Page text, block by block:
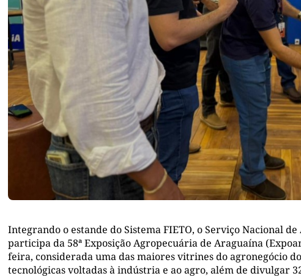
Integrando o estande do Sistema FIETO, o Serviço Nacional
participa da 58ª Exposição Agropecuária de Araguaína
feira, considerada uma das maiores vitrines do agronegócio
tecnológicas voltadas à indústria e ao agro, além de divulgar